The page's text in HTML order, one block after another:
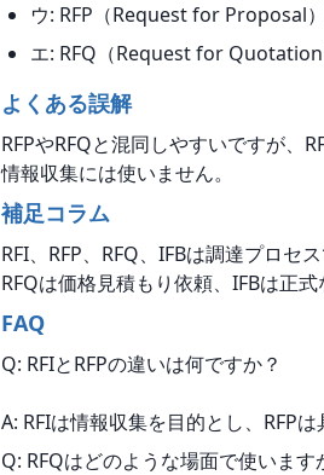
ウ: RFP（Request for Proposal
エ: RFQ（Request for Quotation
よくある誤解
RFPやRFQと混同しやすいですが、
情報収集には使いません。
補足コラム
RFI、RFP、RFQ、IFBは調達プロセ
RFQは価格見積もり依頼、IFBは正
FAQ
Q: RFIとRFPの違いは何ですか？
A: RFIは情報収集を目的とし、RFP
Q: RFQはどのような場面で使います